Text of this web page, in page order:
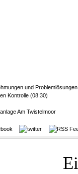
und Problemlösungen
Kontrolle (08:30)
Am Twistelmoor